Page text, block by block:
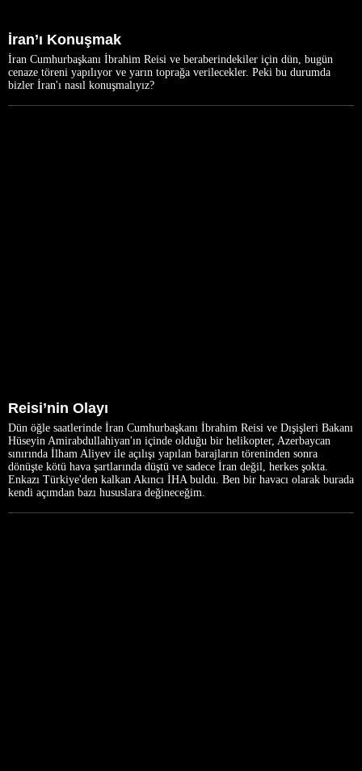
İran’ı Konuşmak
İran Cumhurbaşkanı İbrahim Reisi ve beraberindekiler için dün, bugün
cenaze töreni yapılıyor ve yarın toprağa verilecekler. Peki bu durumda
bizler İran'ı nasıl konuşmalıyız?
Reisi’nin Olayı
Dün öğle saatlerinde İran Cumhurbaşkanı İbrahim Reisi ve Dışişleri Bakanı
Hüseyin Amirabdullahiyan'ın içinde olduğu bir helikopter, Azerbaycan
sınırında İlham Aliyev ile açılışı yapılan barajların töreninden sonra
dönüşte kötü hava şartlarında düştü ve sadece İran değil, herkes şokta.
Enkazı Türkiye'den kalkan Akıncı İHA buldu. Ben bir havacı olarak burada
kendi açımdan bazı hususlara değineceğim.